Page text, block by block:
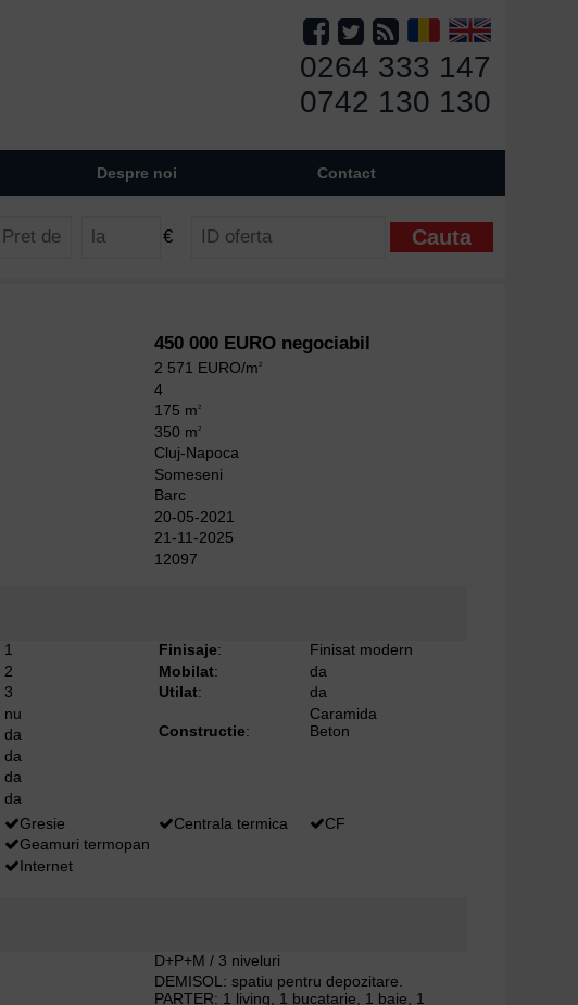
0264 333 147
0742 130 130
Despre noi Contact
€
450 000 EURO negociabil
2 571 EURO/m2
4
175 m2
350 m2
Cluj-Napoca
Someseni
Barc
20-05-2021
21-11-2025
12097
1
2
3
nu
da
da
da
da
Finisaje:
Finisat modern
Mobilat:
da
Utilat: da
Constructie:
Caramida
Beton
Gresie
Geamuri termopan
Internet
Centrala termica CF
D+P+M / 3 niveluri
DEMISOL: spatiu pentru depozitare.
PARTER: 1 living, 1 bucatarie, 1 baie, 1